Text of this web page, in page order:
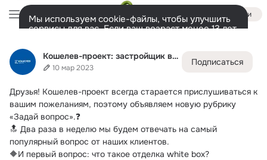
Кошелев-проект: застройщик в Самаре
10 мар 2023
Подписаться
Друзья! Кошелев-проект всегда старается прислушиваться к
вашим пожеланиям, поэтому объявляем новую рубрику
«Задай вопрос».❓
🔝 Два раза в неделю мы будем отвечать на самый
популярный вопрос от наших клиентов.
🔶И первый вопрос: что такое отделка white box?
Войти
Мы используем cookie-файлы, чтобы улучшить
сервисы для вас. Если ваш возраст менее 13 лет,
представитель.
Разрешить все Настроить
Лента Участники 1.1K Ещё
Дополнительная
колонка
Всё1 134 Обсуждаемые